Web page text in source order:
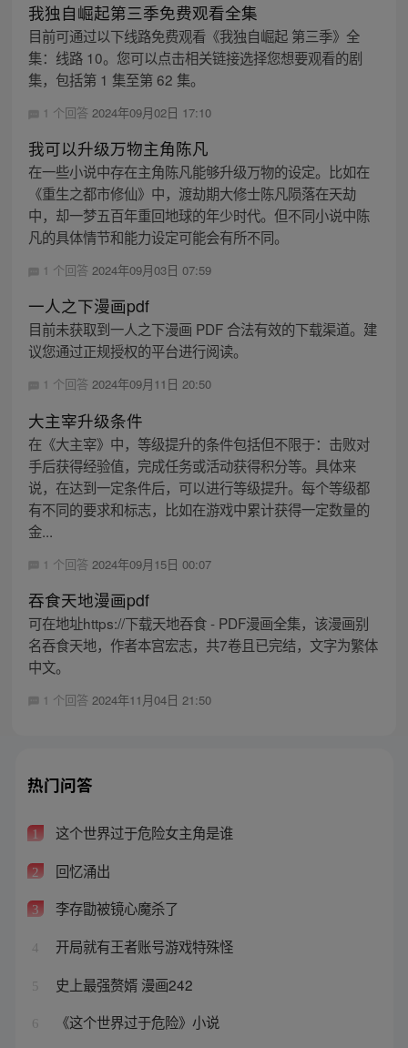
我独自崛起第三季免费观看全集
目前可通过以下线路免费观看《我独自崛起 第三季》全
集：线路 10。您可以点击相关链接选择您想要观看的剧
集，包括第 1 集至第 62 集。
1 个回答 2024年09月02日 17:10
我可以升级万物主角陈凡
在一些小说中存在主角陈凡能够升级万物的设定。比如在
《重生之都市修仙》中，渡劫期大修士陈凡陨落在天劫
中，却一梦五百年重回地球的年少时代。但不同小说中陈
凡的具体情节和能力设定可能会有所不同。
1 个回答 2024年09月03日 07:59
一人之下漫画pdf
目前未获取到一人之下漫画 PDF 合法有效的下载渠道。建
议您通过正规授权的平台进行阅读。
1 个回答 2024年09月11日 20:50
大主宰升级条件
在《大主宰》中，等级提升的条件包括但不限于：击败对
手后获得经验值，完成任务或活动获得积分等。具体来
说，在达到一定条件后，可以进行等级提升。每个等级都
有不同的要求和标志，比如在游戏中累计获得一定数量的
金...
1 个回答 2024年09月15日 00:07
吞食天地漫画pdf
可在地址https://下载天地吞食 - PDF漫画全集，该漫画别
名吞食天地，作者本宫宏志，共7卷且已完结，文字为繁体
中文。
1 个回答 2024年11月04日 21:50
热门问答
1 这个世界过于危险女主角是谁
2 回忆涌出
3 李存勖被镜心魔杀了
4 开局就有王者账号游戏特殊怪
5 史上最强赘婿 漫画242
6 《这个世界过于危险》小说